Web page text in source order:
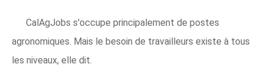
CalAgJobs s'occupe principalement de postes
agronomiques. Mais le besoin de travailleurs existe à tous
les niveaux, elle dit.